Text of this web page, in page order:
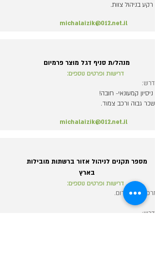
- רקע בניהול צוות.
michalaizik@012.net.il
מנהל/ת סניף דגל מוצר פרמיום
דרישות ופרטים נוספים:
נדרש:
- ניסיון קמעונאי- חובה!
*שכר גבוה ורכב צמוד.
michalaizik@012.net.il
מספר תקנים לניהול אזור ברשתות מובילות
בארץ
דרישות ופרטים נוספים:
מרכז, צפון ודרום.
נדרש: